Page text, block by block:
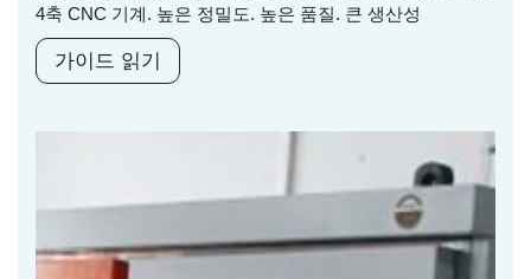
4축 CNC 기계. 높은 정밀도. 높은 품질. 큰 생산성
가이드 읽기